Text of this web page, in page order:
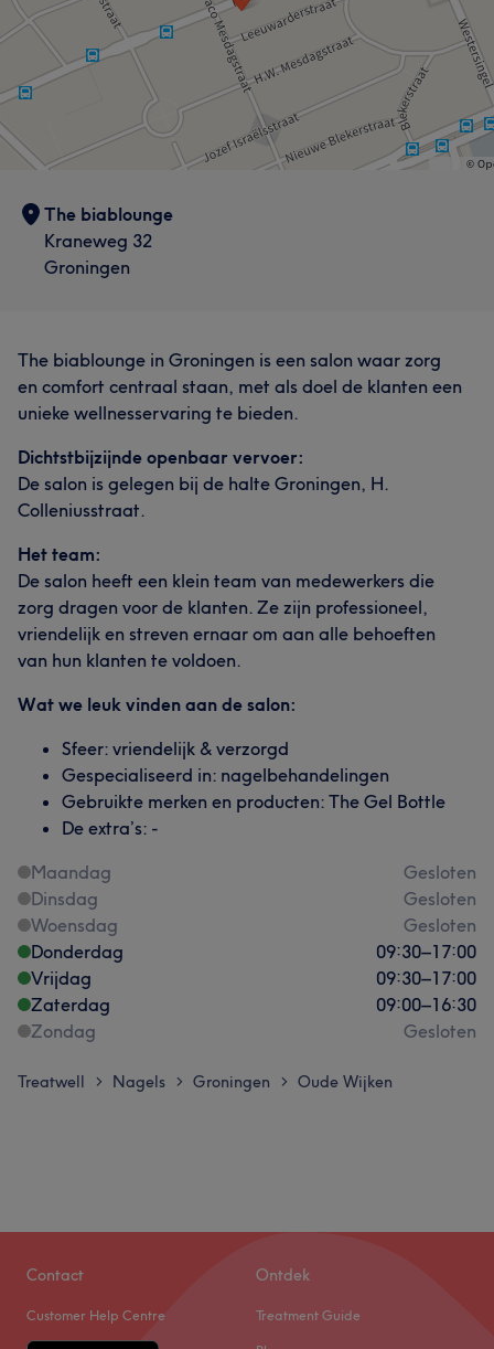
The biablounge
Kraneweg 32
Groningen
The biablounge in Groningen is een salon waar zorg
en comfort centraal staan, met als doel de klanten een
unieke wellnesservaring te bieden.
Dichtstbijzijnde openbaar vervoer:
De salon is gelegen bij de halte Groningen, H.
Colleniusstraat.
Het team:
De salon heeft een klein team van medewerkers die
zorg dragen voor de klanten. Ze zijn professioneel,
vriendelijk en streven ernaar om aan alle behoeften
van hun klanten te voldoen.
Wat we leuk vinden aan de salon:
Sfeer: vriendelijk & verzorgd
Gespecialiseerd in: nagelbehandelingen
Gebruikte merken en producten: The Gel Bottle
De extra’s: -
Maandag
Gesloten
Dinsdag
Gesloten
Woensdag
Gesloten
Donderdag
09:30–17:00
Vrijdag
09:30–17:00
Zaterdag
09:00–16:30
Zondag
Gesloten
Treatwell > Nagels > Groningen > Oude Wijken
Contact
Customer Help Centre
Ontdek
Treatment Guide